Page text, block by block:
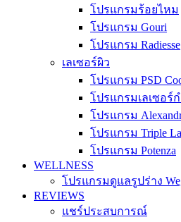
โปรแกรมร้อยไหม
โปรแกรม Gouri
โปรแกรม Radiesse
เลเซอร์ผิว
โปรแกรม PSD
โปรแกรมเลเซอร์
โปรแกรม
โปรแกรม Triple
โปรแกรม Potenza
WELLNESS
โปรแกรมดูแลรูปร่าง
REVIEWS
แชร์ประสบการณ์